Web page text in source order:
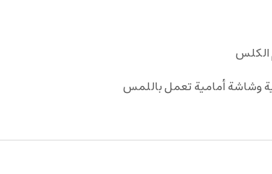
الكلس
وشاشة أمامية تعمل باللمس